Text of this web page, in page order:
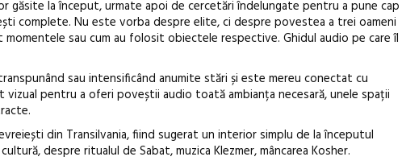
găsite la început, urmate apoi de cercetări îndelungate pentru a pune cap
complete. Nu este vorba despre elite, ci despre povestea a trei oameni
sau cum au folosit obiectele respective. Ghidul audio pe care îl
sau intensificând anumite stări și este mereu conectat cu
pentru a oferi poveștii audio toată ambianța necesară, unele spații
din Transilvania, fiind sugerat un interior simplu de la începutul
despre ritualul de Sabat, muzica Klezmer, mâncarea Kosher.